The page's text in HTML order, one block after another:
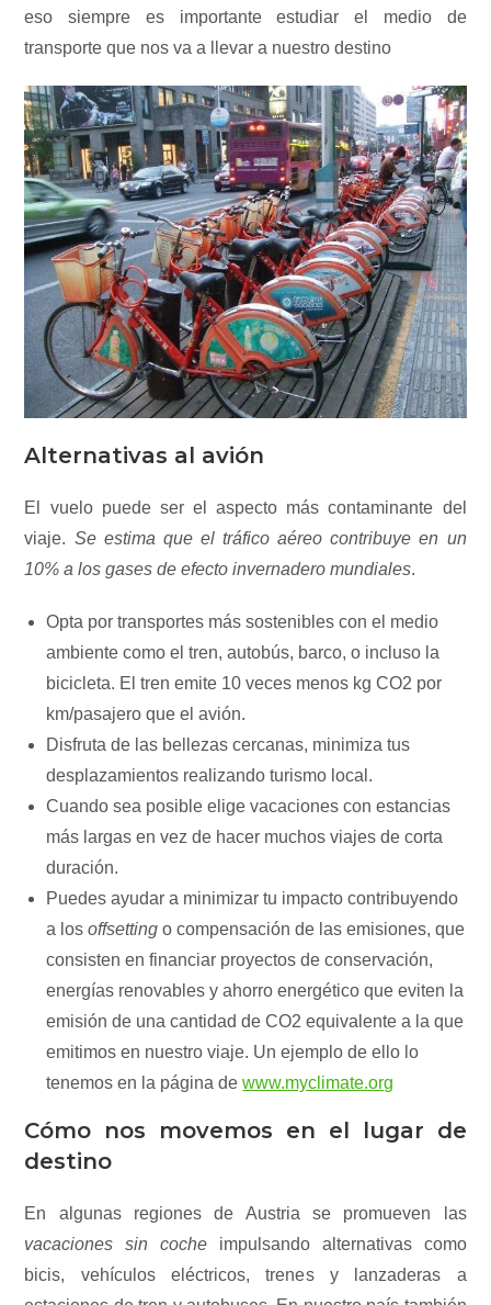
eso siempre es importante estudiar el medio de
transporte que nos va a llevar a nuestro destino
Alternativas al avión
El vuelo puede ser el aspecto más contaminante del
viaje. Se estima que el tráfico aéreo contribuye en un
10% a los gases de efecto invernadero mundiales.
Opta por transportes más sostenibles con el medio
ambiente como el tren, autobús, barco, o incluso la
bicicleta. El tren emite 10 veces menos kg CO2 por
km/pasajero que el avión.
Disfruta de las bellezas cercanas, minimiza tus
desplazamientos realizando turismo local.
Cuando sea posible elige vacaciones con estancias
más largas en vez de hacer muchos viajes de corta
duración.
Puedes ayudar a minimizar tu impacto contribuyendo
a losoffsetting o compensación de las emisiones, que
consisten en financiar proyectos de conservación,
energías renovables y ahorro energético que eviten la
emisión de una cantidad de CO2 equivalente a la que
emitimos en nuestro viaje. Un ejemplo de ello lo
tenemos en la página dewww.myclimate.org
Cómo nos movemos en el lugar de
destino
En algunas regiones de Austria se promueven las
vacaciones sin coche impulsando alternativas como
bicis, vehículos eléctricos, trenes y lanzaderas a